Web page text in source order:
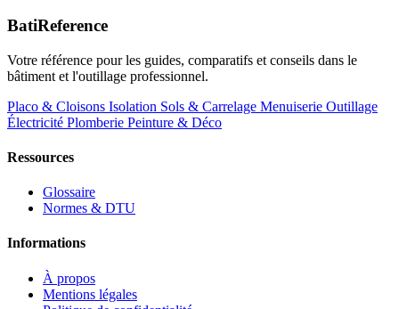
BatiReference
Votre référence pour les guides, comparatifs et conseils dans le
bâtiment et l'outillage professionnel.
Placo & Cloisons Isolation Sols & Carrelage Menuiserie Outillage
Électricité Plomberie Peinture & Déco
Ressources
Glossaire
Normes & DTU
Informations
À propos
Mentions légales